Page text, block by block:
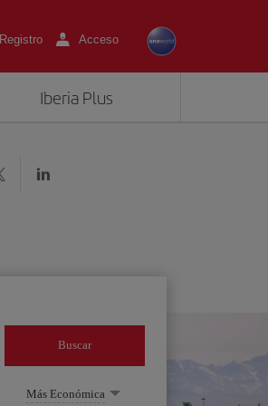
Registro Acceso
Iberia Plus
Buscar
Más Económica